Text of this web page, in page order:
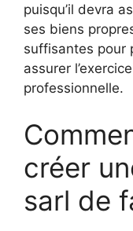
puisqu’il devra
ses biens
suffisantes pour
assurer
professionnelle.
créer
sarl de